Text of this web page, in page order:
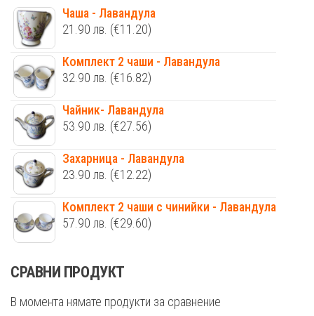
Чаша - Лавандула
21.90 лв. (€11.20)
Комплект 2 чаши - Лавандула
32.90 лв. (€16.82)
Чайник- Лавандула
53.90 лв. (€27.56)
Захарница - Лавандула
23.90 лв. (€12.22)
Комплект 2 чаши с чинийки - Лавандула
57.90 лв. (€29.60)
СРАВНИ ПРОДУКТ
В момента нямате продукти за сравнение